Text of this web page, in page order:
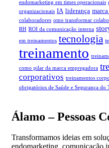
endomarketing em times operacionais
organizacionais IA liderança
colaboradores omo transformar
RH ROI da comunicação interna
em treinamentos tecnologia
treinamento
como pilar da marca empregadora
corporativos treinamentos
obrigatórios de Saúde e Segurança do
Álamo – Pessoas
Transformamos ideias em